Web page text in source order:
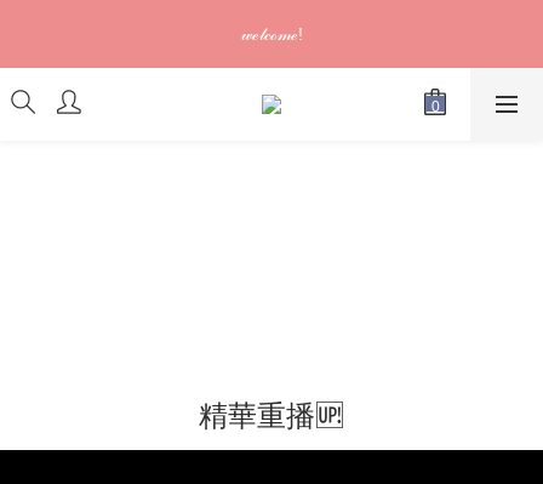
電郵為準)
𝓌ℯ𝓁𝒸ℴ𝓂ℯ!
訂單可供取貨/發貨後會發出電郵通知，請填妥正確資料 (*通知以
電郵為準)
精華重播🆙